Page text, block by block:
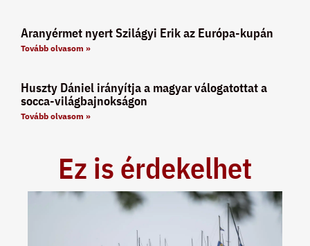
Aranyérmet nyert Szilágyi Erik az Európa-kupán
Tovább olvasom »
Huszty Dániel irányítja a magyar válogatottat a
socca-világbajnokságon
Tovább olvasom »
Ez is érdekelhet